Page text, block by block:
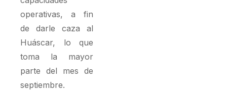
operativas, a fin
de darle caza al
Huáscar, lo que
toma la mayor
parte del mes de
septiembre.